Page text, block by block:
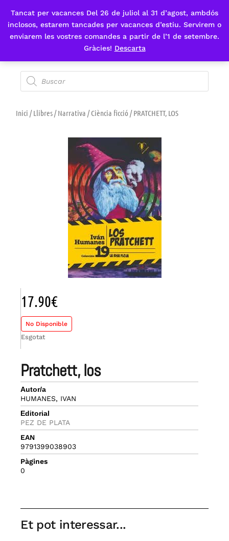
Tancat per vacances Del 26 de juliol al 31 d’agost, ambdós
inclosos, estarem tancades per vacances d’estiu. Servirem o
enviarem les vostres comandes a partir de l’1 de setembre.
Gràcies! Descarta
Fes-te'n sòcia
Inici /Llibres/Narrativa /Ciència ficció / PRATCHETT, LOS
pratchett, los
Autor/a
HUMANES, IVAN
Editorial
PEZ DE PLATA
EAN
9791399038903
Pàgines
0
17.90€
No Disponible
Esgotat
Et pot interessar...